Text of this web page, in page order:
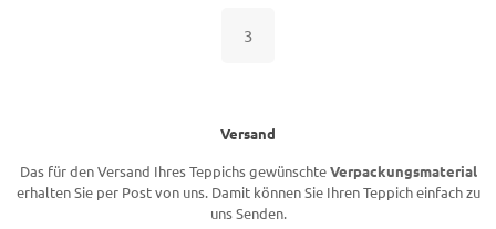
3
Versand
Das für den Versand Ihres Teppichs gewünschteVerpackungsmaterial
erhalten Sie per Post von uns. Damit können Sie Ihren Teppich einfach zu
uns Senden.